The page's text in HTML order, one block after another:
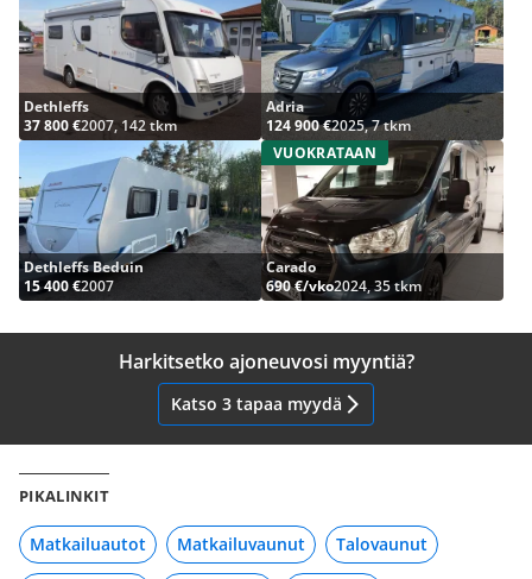
Dethleffs
37 800 €2007, 142 tkm
Adria
124 900 €2025, 7 tkm
Dethleffs Beduin
15 400 €2007
VUOKRATAAN
Carado
690 €/vko2024, 35 tkm
Harkitsetko ajoneuvosi myyntiä?
Katso 3 tapaa myydä
PIKALINKIT
Matkailuautot Matkailuvaunut Talovaunut